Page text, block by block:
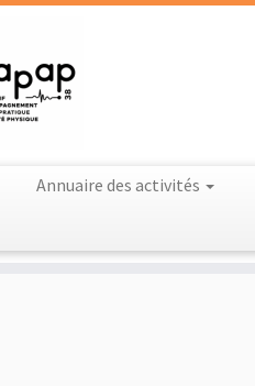
Annuaire des activités